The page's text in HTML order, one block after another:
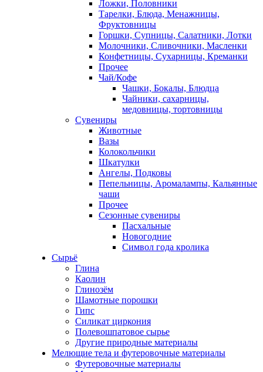
Ложки, Половники
Тарелки, Блюда, Менажницы,
Фруктовницы
Горшки, Супницы, Салатники, Лотки
Молочники, Сливочники, Масленки
Конфетницы, Сухарницы, Креманки
Прочее
Чай/Кофе
Чашки, Бокалы, Блюдца
Чайники, сахарницы,
медовницы, тортовницы
Сувениры
Животные
Вазы
Колокольчики
Шкатулки
Ангелы, Подковы
Пепельницы, Аромалампы, Кальянные
чаши
Прочее
Сезонные сувениры
Пасхальные
Новогодние
Символ года кролика
Сырьё
Глина
Каолин
Глинозём
Шамотные порошки
Гипс
Силикат циркония
Полевошпатовое сырье
Другие природные материалы
Мелющие тела и футеровочные материалы
Футеровочные материалы